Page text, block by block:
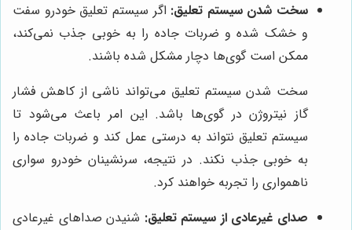
سخت شدن سیستم تعلیق: اگر سیستم تعلیق خودرو سفت
و خشک شده و ضربات جاده را به خوبی جذب نمی‌کند،
ممکن است گوی‌ها دچار مشکل شده باشند.
سخت شدن سیستم تعلیق می‌تواند ناشی از کاهش فشار
گاز نیتروژن در گوی‌ها باشد. این امر باعث می‌شود تا
سیستم تعلیق نتواند به درستی عمل کند و ضربات جاده را
به خوبی جذب نکند. در نتیجه، سرنشینان خودرو سواری
ناهمواری را تجربه خواهند کرد.
صدای غیرعادی از سیستم تعلیق: شنیدن صداهای غیرعادی